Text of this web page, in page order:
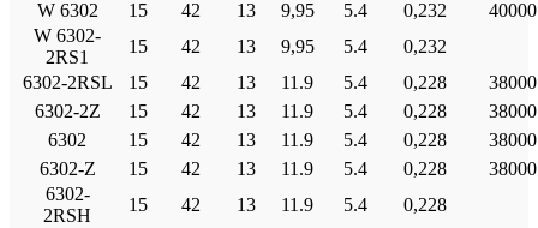
W 6302
15 42 13 9,95 5.4 0,232
40000
W 6302-
2RS1
15 42 13 9,95 5.4
0,232
6302-2RSL
15 42 13 11.9 5.4 0,228
38000
6302-2Ζ
15 42 13 11.9 5.4 0,228
38000
6302
15 42 13 11.9 5.4 0,228
38000
6302-Ζ
15 42 13 11.9 5.4 0,228
38000
6302-
2RSH
15 42 13 11.9 5.4
0,228